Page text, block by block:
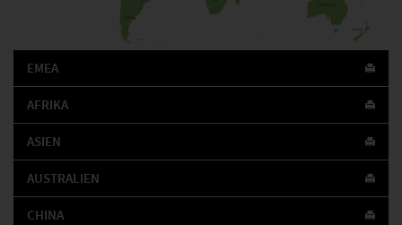
EMEA
AFRIKA
ASIEN
AUSTRALIEN
CHINA